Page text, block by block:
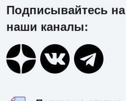
Подписывайтесь на
наши каналы: